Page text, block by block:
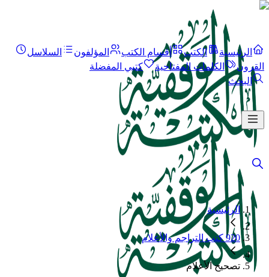
الرئيسية الكتب أقسام الكتب المؤلفون
السلاسل
القرون
الكلمات المفتاحية
كتبي المفضلة
البحث
الرئيسية
920 كتب التراجم والأعلام
تصحيح الأعلام